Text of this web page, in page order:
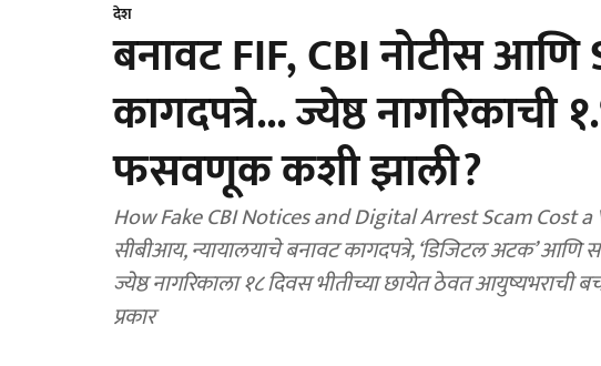
देश
बनावट FIF, CBI नोटीस
कागदपत्रे... ज्येष्ठ नागरिकाची
फसवणूक कशी झाली?
How Fake CBI Notices and Digital Arrest Scam Cost a
सीबीआय, न्यायालयाचे बनावट कागदपत्रे, ‘डिजिटल अटक’ आणि
ज्येष्ठ नागरिकाला १८ दिवस भीतीच्या छायेत ठेवत आयुष्यभराची
प्रकार